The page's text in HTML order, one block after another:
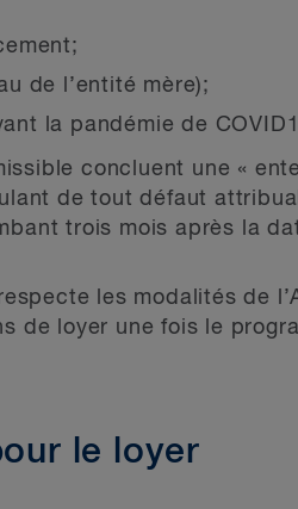
de l’entité mère);
la pandémie de
concluent une «
de tout défaut
trois mois après la
les modalités de
de loyer une fois le
le loyer